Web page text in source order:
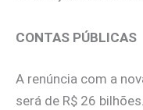
CONTAS PÚBLICAS
A renúncia com a
será de R$ 26